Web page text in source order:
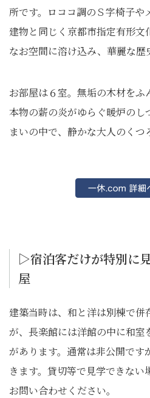
所です。ロココ調のＳ字椅子や
建物と同じく京都市指定有形文
なお空間に溶け込み、華麗な歴
お部屋は６室。無垢の木材をふ
本物の薪の炎がゆらぐ暖炉の
まいの中で、静かな大人のくつ
▷宿泊客だけが特別に
屋
建築当時は、和と洋は別棟で
が、長楽館には洋館の中に和室
があります。通常は非公開です
きます。貸切等で見学できな
お問い合わせください。